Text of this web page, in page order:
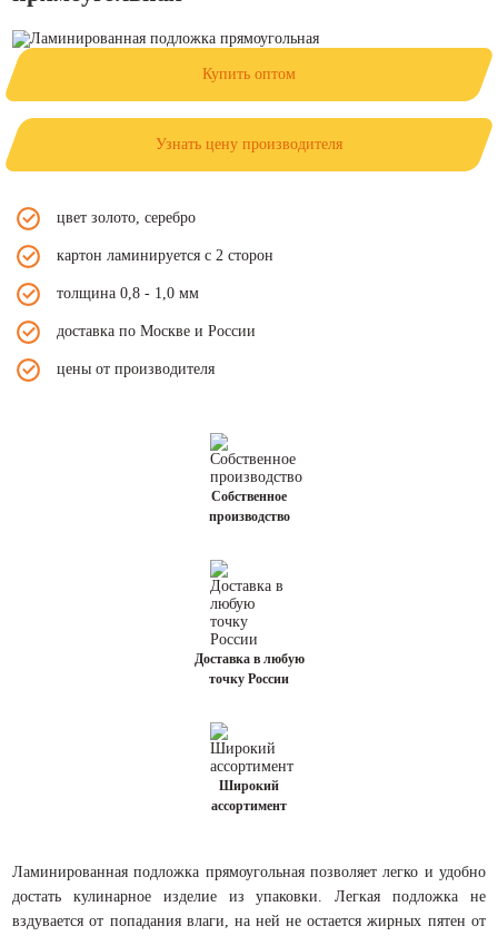
Купить оптом
Узнать цену производителя
цвет золото, серебро
картон ламинируется с 2 сторон
толщина 0,8 - 1,0 мм
доставка по Москве и России
цены от производителя
Собственное
производство
Доставка в любую
точку России
Широкий
ассортимент
Ламинированная подложка прямоугольная позволяет легко и удобно
достать кулинарное изделие из упаковки. Легкая подложка не
вздувается от попадания влаги, на ней не остается жирных пятен от